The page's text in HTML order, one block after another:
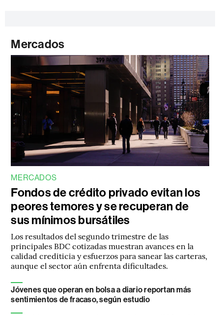
Mercados
MERCADOS
Fondos de crédito privado evitan los
peores temores y se recuperan de
sus mínimos bursátiles
Los resultados del segundo trimestre de las
principales BDC cotizadas muestran avances en la
calidad crediticia y esfuerzos para sanear las carteras,
aunque el sector aún enfrenta dificultades.
Jóvenes que operan en bolsa a diario reportan más
sentimientos de fracaso, según estudio